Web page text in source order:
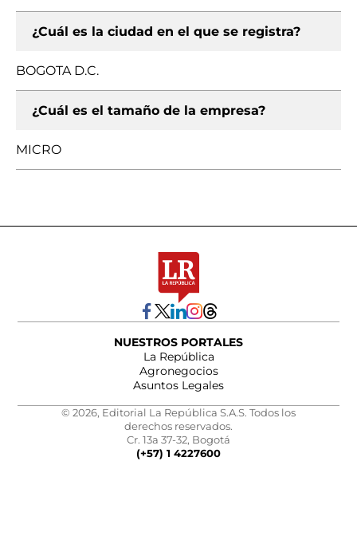
¿Cuál es la ciudad en el que se registra?
BOGOTA D.C.
¿Cuál es el tamaño de la empresa?
MICRO
NUESTROS PORTALES
La República
Agronegocios
Asuntos Legales
© 2026, Editorial La República S.A.S. Todos los
derechos reservados.
Cr. 13a 37-32, Bogotá
(+57) 1 4227600